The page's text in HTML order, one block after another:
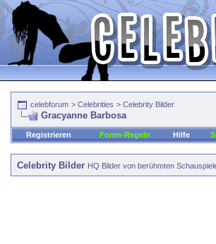
celebforum > Celebrities > Celebrity Bilder
Gracyanne Barbosa
Registrieren Foren-Regeln Hilfe
Celebrity Bilder HQ Bilder von berühmten